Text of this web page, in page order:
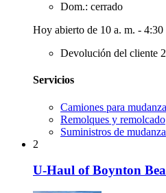
Dom.: cerrado
Hoy abierto de 10 a. m. - 4:30
Devolución del cliente
Servicios
Camiones para mudanza
Remolques y remolcado
Suministros de mudanza
2
U-Haul of Boynton